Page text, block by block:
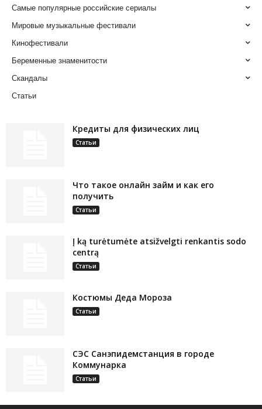
Самые популярные российские сериалы
Мировые музыкальные фестивали
Кинофестивали
Беременные знаменитости
Скандалы
Статьи
Кредиты для физических лиц
Статьи
Что такое онлайн займ и как его
получить
Статьи
Į ką turėtumėte atsižvelgti renkantis sodo
centrą
Статьи
Костюмы Деда Мороза
Статьи
СЭС Санэпидемстанция в городе
Коммунарка
Статьи